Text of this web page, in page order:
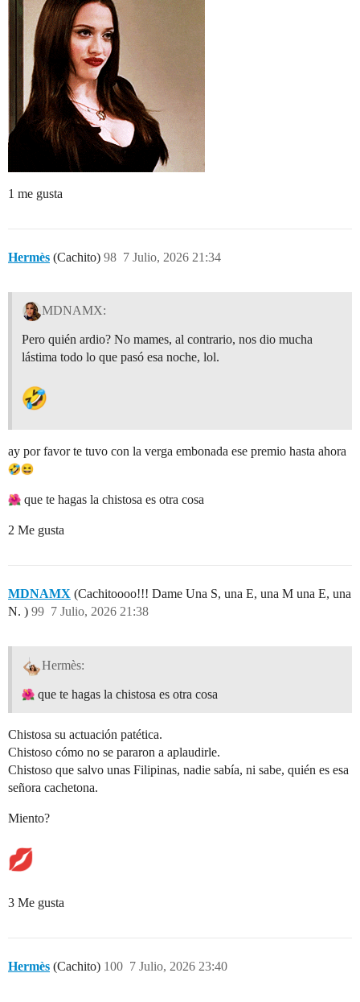
1 me gusta
Hermès (Cachito) 7 Julio, 2026 21:34
98
MDNAMX:
Pero quién ardio? No mames, al contrario, nos dio mucha
lástima todo lo que pasó esa noche, lol.
ay por favor te tuvo con la verga embonada ese premio hasta ahora
que te hagas la chistosa es otra cosa
2 Me gusta
MDNAMX (Cachitoooo!!! Dame Una S, una E, una M una E, una
N. )
7 Julio, 2026 21:38
99
Hermès:
que te hagas la chistosa es otra cosa
Chistosa su actuación patética.
Chistoso cómo no se pararon a aplaudirle.
Chistoso que salvo unas Filipinas, nadie sabía, ni sabe, quién es esa
señora cachetona.
Miento?
3 Me gusta
Hermès (Cachito) 7 Julio, 2026 23:40
100